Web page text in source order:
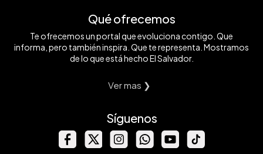
Qué ofrecemos
Te ofrecemos un portal que evoluciona contigo. Que
informa, pero también inspira. Que te representa. Mostramos
de lo que está hecho El Salvador.
Ver mas ❯
Síguenos